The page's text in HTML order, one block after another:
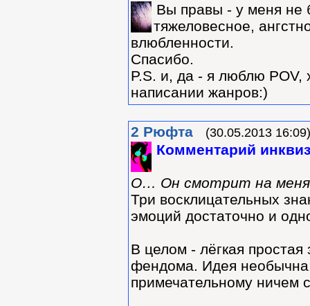
Вы правы - у меня не
тяжеловесное,
влюбленности.
Спасибо.
P.S. и, да - я люблю POV,
написании жанров:)
2 Рюфта (30.05.2013 16:09)
Комментарий
О… Он смотрит на
Три восклицательных
эмоций достаточно и
В целом - лёгкая
фендома. Идея
примечательному ничем